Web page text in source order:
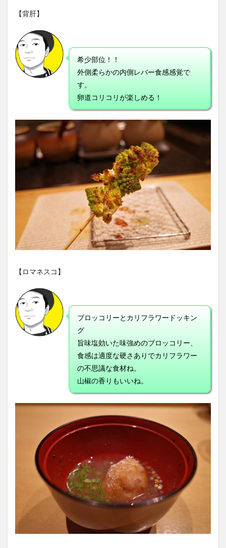
【背肝】
希少部位！！
外側柔らかの内側レバー食感感覚で
す。
卵道コリコリが楽しめる！
【ロマネスコ】
ブロッコリーとカリフラワードッキン
グ
旨味塩効いた味強めのブロッコリー、
食感は適度な硬さありでカリフラワー
の不思議な食材ね。
山椒の香りもいいね。